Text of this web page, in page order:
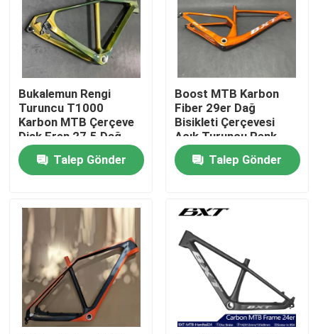
Evde
Ürün
Bizim Hakkımızda
Fabrika turu
Bukalemun Rengi
Turuncu T1000
Karbon MTB Çerçeve
Disk Fren 27.5 Dağ
Bisikleti Karbon
ÇerçeveTalep Gönder
Boost MTB Karbon
Fiber 29er Dağ
Bisikleti Çerçevesi
Açık Turuncu Renk
Talep Gönder